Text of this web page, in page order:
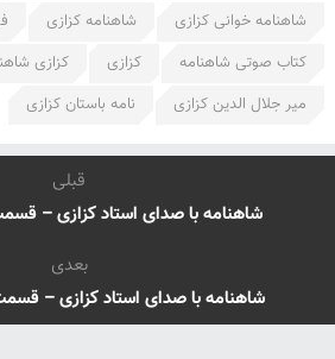
شاهنامه خوانی کزازی
شاهنامه کزازی
کتاب صوتی شاهنامه
کزازی کزازی
میر جلال الدین کزازی
نامه باستان کزازی
قبلی
شاهنامه با صدای استاد کزازی –
بعدی
شاهنامه با صدای استاد کزازی –